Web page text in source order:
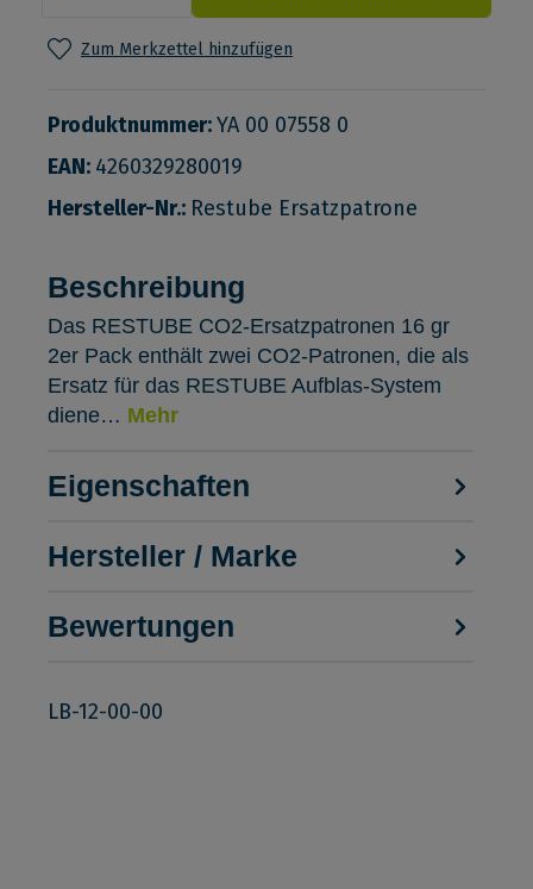
Zum Merkzettel hinzufügen
Produktnummer:YA 00 07558 0
EAN: 4260329280019
Hersteller-Nr.: Restube Ersatzpatrone
Beschreibung
Das RESTUBE CO2-Ersatzpatronen 16 gr
2er Pack enthält zwei CO2-Patronen, die als
Ersatz für das RESTUBE Aufblas-System
diene… Mehr
Eigenschaften
Hersteller / Marke
Bewertungen
LB-12-00-00